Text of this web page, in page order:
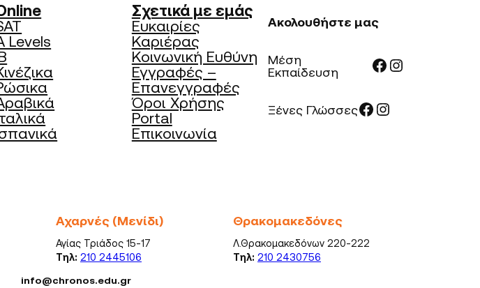
Levels
Σχετικά με εμάς
Ευκαιρίες
Καριέρας
Κοινωνική Ευθύνη
Εγγραφές –
Επανεγγραφές
Όροι Χρήσης
Portal
Επικοινωνία
Ακολουθήστε μας
Μέση
Εκπαίδευση
Facebook Instagram
Ξένες ΓλώσσεςFacebook Instagram
Αχαρνές (Μενίδι)
Αγίας Τριάδος 15-17
Τηλ: 210 2445106
Θρακομακεδόνες
Λ.Θρακομακεδόνων 220-222
Τηλ: 210 2430756
info@chronos.edu.gr